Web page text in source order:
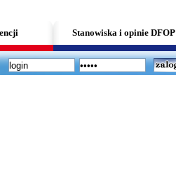
Stanowiska i opinie DFOP